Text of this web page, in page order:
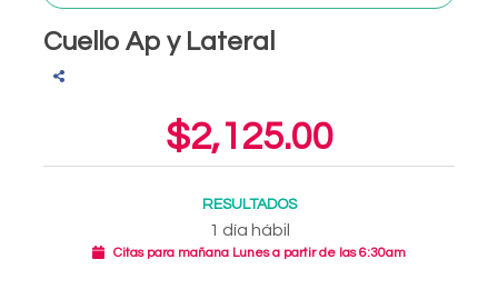
Cuello Ap y Lateral
$2,125.00
RESULTADOS
1 día hábil
Citas para mañana Lunes a partir de las 6:30am